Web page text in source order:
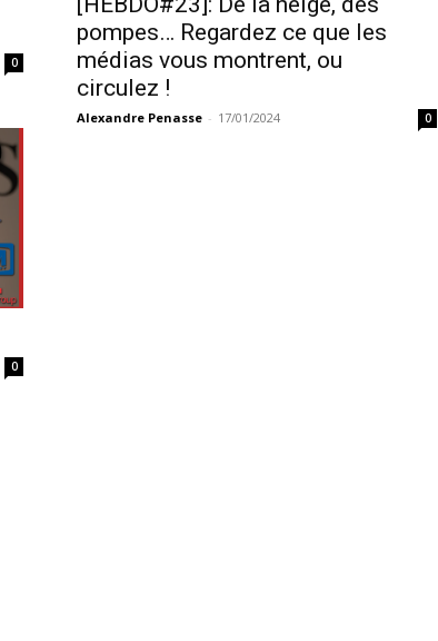
0
pompes… Regardez ce que les
médias vous montrent, ou
circulez !
Alexandre Penasse - 17/01/2024 0
0